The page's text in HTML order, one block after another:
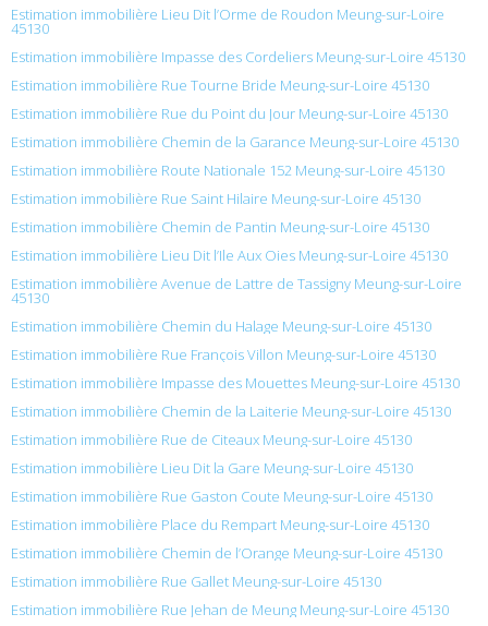
Estimation immobilière Lieu Dit l’Orme de Roudon Meung-sur-Loire
45130
Estimation immobilière Impasse des Cordeliers Meung-sur-Loire 45130
Estimation immobilière Rue Tourne Bride Meung-sur-Loire 45130
Estimation immobilière Rue du Point du Jour Meung-sur-Loire 45130
Estimation immobilière Chemin de la Garance Meung-sur-Loire 45130
Estimation immobilière Route Nationale 152 Meung-sur-Loire 45130
Estimation immobilière Rue Saint Hilaire Meung-sur-Loire 45130
Estimation immobilière Chemin de Pantin Meung-sur-Loire 45130
Estimation immobilière Lieu Dit l’Ile Aux Oies Meung-sur-Loire 45130
Estimation immobilière Avenue de Lattre de Tassigny Meung-sur-Loire
45130
Estimation immobilière Chemin du Halage Meung-sur-Loire 45130
Estimation immobilière Rue François Villon Meung-sur-Loire 45130
Estimation immobilière Impasse des Mouettes Meung-sur-Loire 45130
Estimation immobilière Chemin de la Laiterie Meung-sur-Loire 45130
Estimation immobilière Rue de Citeaux Meung-sur-Loire 45130
Estimation immobilière Lieu Dit la Gare Meung-sur-Loire 45130
Estimation immobilière Rue Gaston Coute Meung-sur-Loire 45130
Estimation immobilière Place du Rempart Meung-sur-Loire 45130
Estimation immobilière Chemin de l’Orange Meung-sur-Loire 45130
Estimation immobilière Rue Gallet Meung-sur-Loire 45130
Estimation immobilière Rue Jehan de Meung Meung-sur-Loire 45130